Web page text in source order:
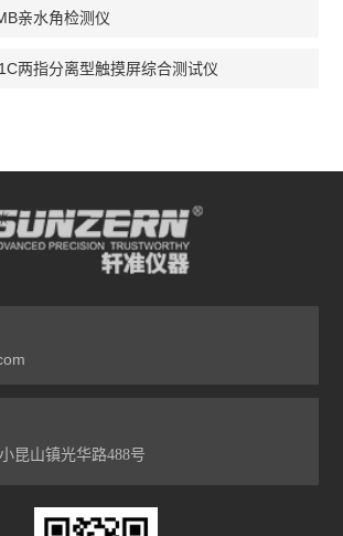
亲水角检测仪
两指分离型触摸屏综合测试仪
昆山镇光华路488号